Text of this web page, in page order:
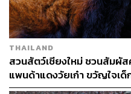
THAILAND
สวนสัตว์เชียงใหม่ ชวนสัมผัสค
แพนด้าแดงวัยเก๋า ขวัญใจเ
2569